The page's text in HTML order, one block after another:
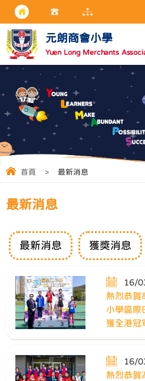
元朗商會小學
Yuen Long Merchants
首頁 > 最新消息
最新消息
最新消息 獲獎消息
16/
熱烈恭賀
小學區際
獲全港冠
16/
熱烈恭賀